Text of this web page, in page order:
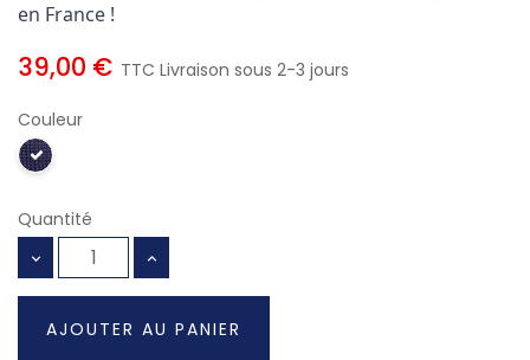
en France !
39,00 € TTC Livraison sous 2-3 jours
Couleur
Quantité
AJOUTER AU PANIER